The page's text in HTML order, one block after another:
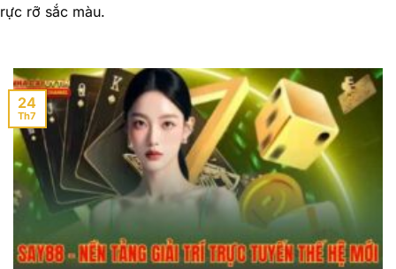
rực rỡ sắc màu.
24
Th7